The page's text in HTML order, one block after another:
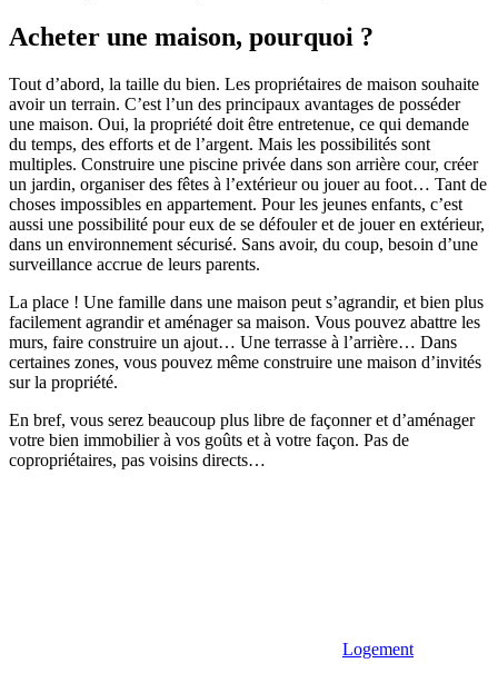
Acheter une maison, pourquoi ?
Tout d’abord, la taille du bien. Les propriétaires de maison souhaite
avoir un terrain. C’est l’un des principaux avantages de posséder
une maison. Oui, la propriété doit être entretenue, ce qui demande
du temps, des efforts et de l’argent. Mais les possibilités sont
multiples. Construire une piscine privée dans son arrière cour, créer
un jardin, organiser des fêtes à l’extérieur ou jouer au foot… Tant de
choses impossibles en appartement. Pour les jeunes enfants, c’est
aussi une possibilité pour eux de se défouler et de jouer en extérieur,
dans un environnement sécurisé. Sans avoir, du coup, besoin d’une
surveillance accrue de leurs parents.
La place ! Une famille dans une maison peut s’agrandir, et bien plus
facilement agrandir et aménager sa maison. Vous pouvez abattre les
murs, faire construire un ajout… Une terrasse à l’arrière… Dans
certaines zones, vous pouvez même construire une maison d’invités
sur la propriété.
En bref, vous serez beaucoup plus libre de façonner et d’aménager
votre bien immobilier à vos goûts et à votre façon. Pas de
copropriétaires, pas voisins directs…
Logement